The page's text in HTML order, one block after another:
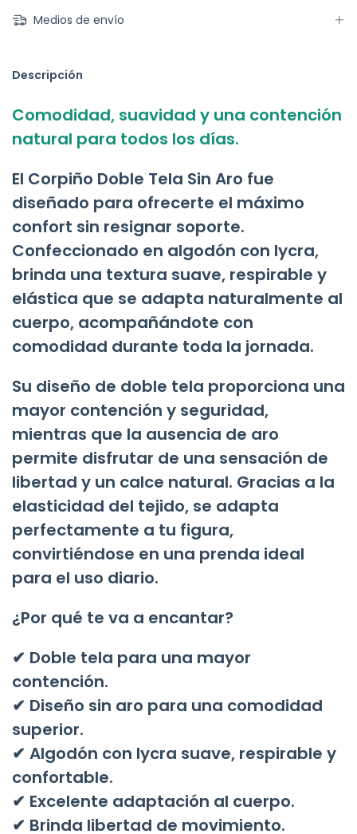
Medios de envío
Descripción
Comodidad, suavidad y una contención
natural para todos los días.
El Corpiño Doble Tela Sin Aro fue
diseñado para ofrecerte el máximo
confort sin resignar soporte.
Confeccionado en algodón con lycra,
brinda una textura suave, respirable y
elástica que se adapta naturalmente al
cuerpo, acompañándote con
comodidad durante toda la jornada.
Su diseño de doble tela proporciona una
mayor contención y seguridad,
mientras que la ausencia de aro
permite disfrutar de una sensación de
libertad y un calce natural. Gracias a la
elasticidad del tejido, se adapta
perfectamente a tu figura,
convirtiéndose en una prenda ideal
para el uso diario.
¿Por qué te va a encantar?
✔ Doble tela para una mayor
contención.
✔ Diseño sin aro para una comodidad
superior.
✔ Algodón con lycra suave, respirable y
confortable.
✔ Excelente adaptación al cuerpo.
✔ Brinda libertad de movimiento.